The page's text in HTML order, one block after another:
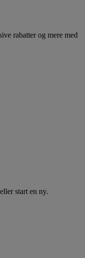
rabatter og mere med
start en ny.